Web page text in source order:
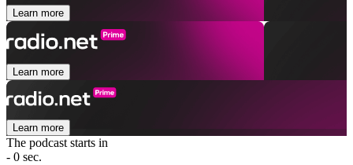
Learn more
Learn more
Learn more
The podcast starts in
- 0 sec.